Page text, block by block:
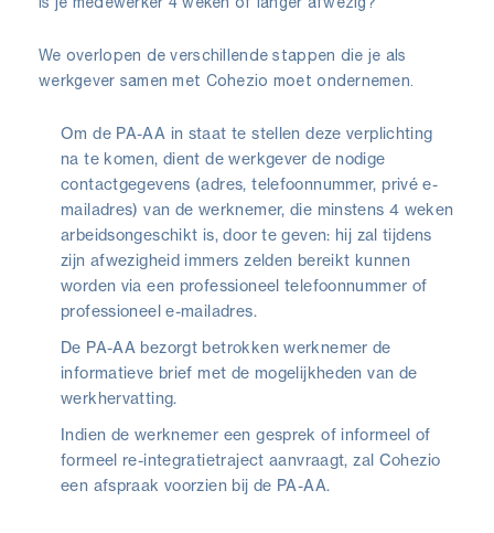
We overlopen de verschillende stappen die je als
werkgever samen met Cohezio moet ondernemen.
Om de PA-AA in staat te stellen deze verplichting
na te komen, dient de werkgever de nodige
contactgegevens (adres, telefoonnummer, privé e-
mailadres) van de werknemer, die minstens 4 weken
arbeidsongeschikt is, door te geven: hij zal tijdens
zijn afwezigheid immers zelden bereikt kunnen
worden via een professioneel telefoonnummer of
professioneel e-mailadres.
De PA-AA bezorgt betrokken werknemer de
informatieve brief met de mogelijkheden van de
werkhervatting.
Indien de werknemer een gesprek of informeel of
formeel re-integratietraject aanvraagt, zal Cohezio
een afspraak voorzien bij de PA-AA.